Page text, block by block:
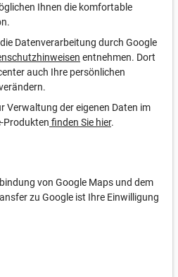
Ihnen die komfortable
Datenverarbeitung durch Google
entnehmen. Dort
auch Ihre persönlichen
Verwaltung der eigenen Daten im
Produkten finden Sie hier.
von Google Maps und dem
zu Google ist Ihre Einwilligung